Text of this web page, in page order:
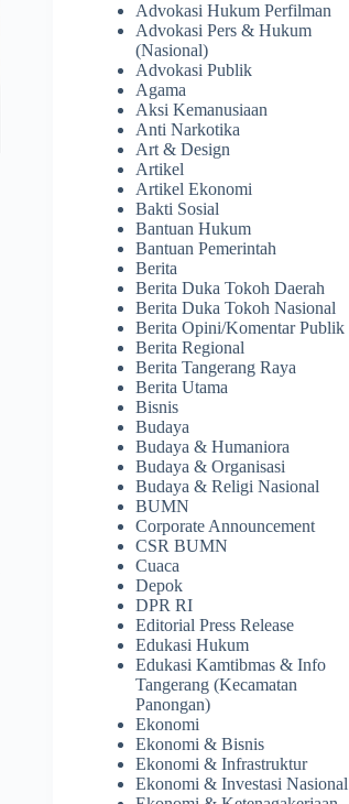
Advokasi Hukum Perfilman
Advokasi Pers & Hukum
(Nasional)
Advokasi Publik
Agama
Aksi Kemanusiaan
Anti Narkotika
Art & Design
Artikel
Artikel Ekonomi
Bakti Sosial
Bantuan Hukum
Bantuan Pemerintah
Berita
Berita Duka Tokoh Daerah
Berita Duka Tokoh Nasional
Berita Opini/Komentar Publik
Berita Regional
Berita Tangerang Raya
Berita Utama
Bisnis
Budaya
Budaya & Humaniora
Budaya & Organisasi
Budaya & Religi Nasional
BUMN
Corporate Announcement
CSR BUMN
Cuaca
Depok
DPR RI
Editorial Press Release
Edukasi Hukum
Edukasi Kamtibmas & Info
Tangerang (Kecamatan
Panongan)
Ekonomi
Ekonomi & Bisnis
Ekonomi & Infrastruktur
Ekonomi & Investasi Nasional